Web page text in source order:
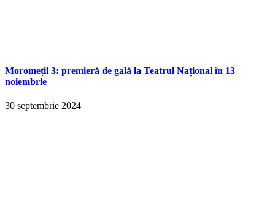
Moromeții 3: premieră de gală la Teatrul Național în 13
noiembrie
30 septembrie 2024